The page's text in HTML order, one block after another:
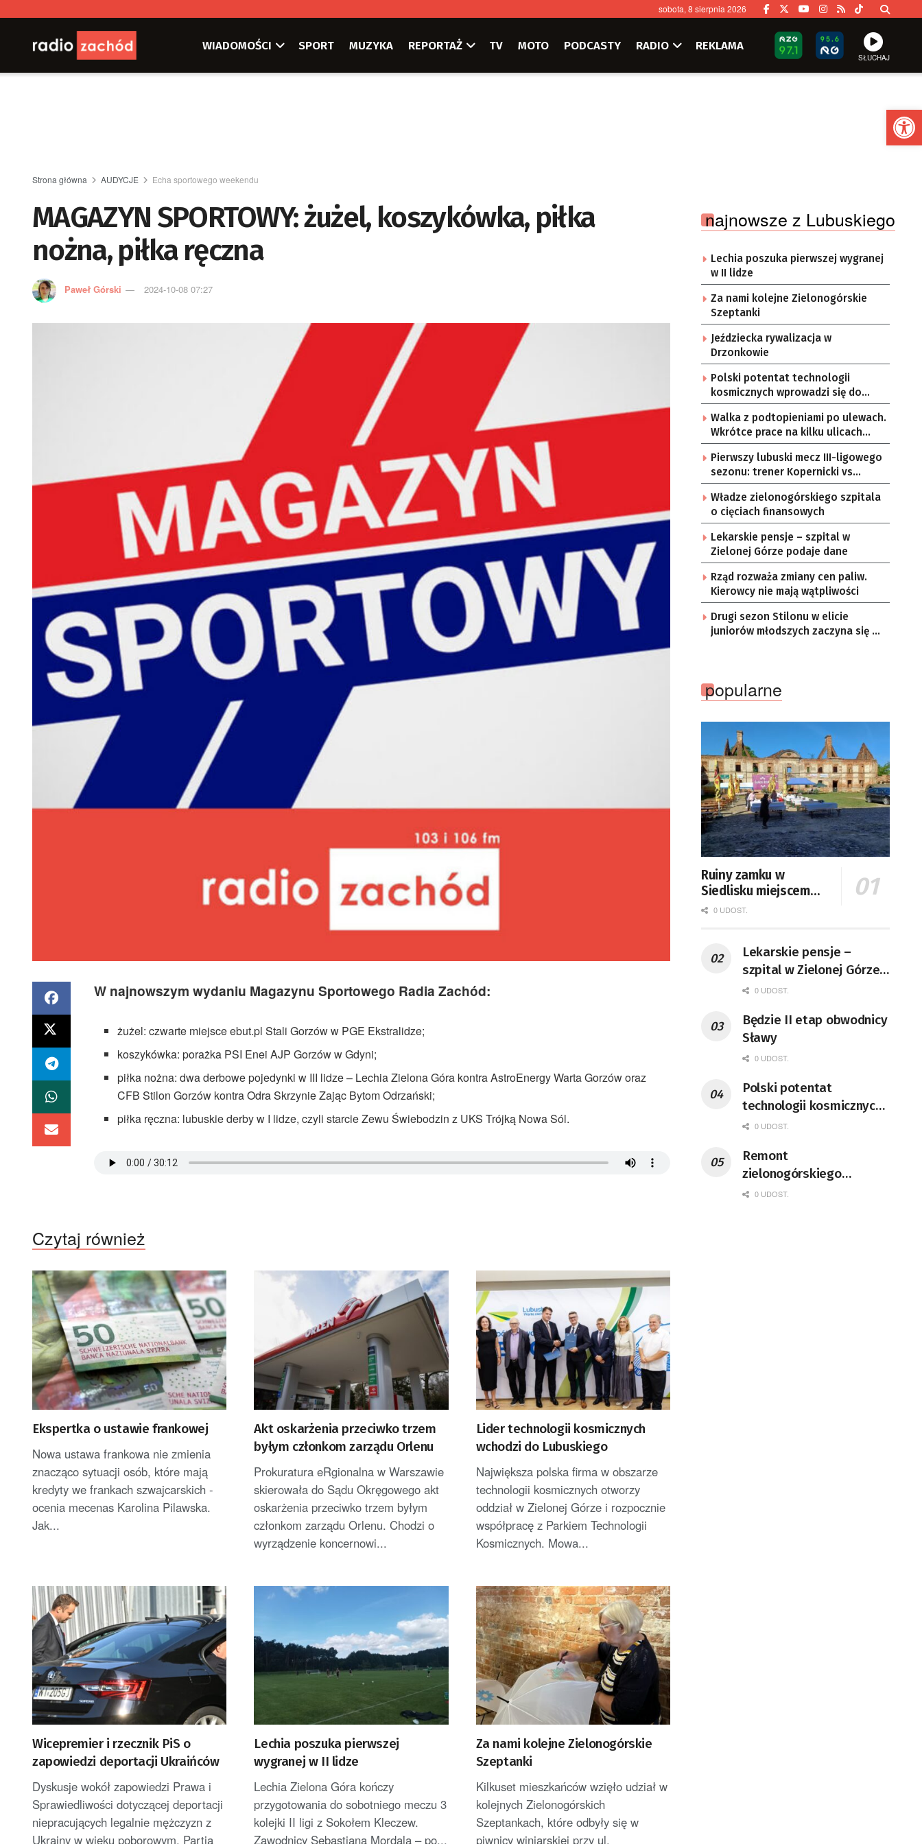
sobota, 8 sierpnia 2026
WIADOMOŚCI SPORT MUZYKA REPORTAŻ TV MOTO PODCASTY RADIO REKLAMA
SŁUCHAJ
Strona główna AUDYCJE Echa sportowego weekendu
MAGAZYN SPORTOWY: żużel, koszykówka, piłka
nożna, piłka ręczna
Paweł Górski 2024-10-08 07:27
W najnowszym wydaniu Magazynu Sportowego Radia Zachód:
żużel: czwarte miejsce ebut.pl Stali Gorzów w PGE Ekstralidze;
koszykówka: porażka PSI Enei AJP Gorzów w Gdyni;
piłka nożna: dwa derbowe pojedynki w III lidze – Lechia Zielona Góra kontra AstroEnergy Warta Gorzów oraz
CFB Stilon Gorzów kontra Odra Skrzynie Zając Bytom Odrzański;
piłka ręczna: lubuskie derby w I lidze, czyli starcie Zewu Świebodzin z UKS Trójką Nowa Sól.
Czytaj również
Ekspertka o ustawie frankowej
Nowa ustawa frankowa nie zmienia
znacząco sytuacji osób, które mają
kredyty we frankach szwajcarskich -
ocenia mecenas Karolina Pilawska.
Jak...
Akt oskarżenia przeciwko trzem
byłym członkom zarządu Orlenu
Prokuratura eRgionalna w Warszawie
skierowała do Sądu Okręgowego akt
oskarżenia przeciwko trzem byłym
członkom zarządu Orlenu. Chodzi o
wyrządzenie koncernowi...
Lider technologii kosmicznych
wchodzi do Lubuskiego
Największa polska firma w obszarze
technologii kosmicznych otworzy
oddział w Zielonej Górze i rozpocznie
współpracę z Parkiem Technologii
Kosmicznych. Mowa...
Wicepremier i rzecznik PiS o
zapowiedzi deportacji Ukraińców
Dyskusje wokół zapowiedzi Prawa i
Sprawiedliwości dotyczącej deportacji
niepracujących legalnie mężczyzn z
Ukrainy w wieku poborowym. Partia
Lechia poszuka pierwszej
wygranej w II lidze
Lechia Zielona Góra kończy
przygotowania do sobotniego meczu 3
kolejki II ligi z Sokołem Kleczew.
Zawodnicy Sebastiana Mordala – po...
Za nami kolejne Zielonogórskie
Szeptanki
Kilkuset mieszkańców wzięło udział w
kolejnych Zielonogórskich
Szeptankach, które odbyły się w
piwnicy winiarskiej przy ul.
najnowsze z Lubuskiego
Lechia poszuka pierwszej wygranej
w II lidze
Za nami kolejne Zielonogórskie
Szeptanki
Jeździecka rywalizacja w
Drzonkowie
Polski potentat technologii
kosmicznych wprowadzi się do
Zielonej Góry
Walka z podtopieniami po ulewach.
Wkrótce prace na kilku ulicach
Gorzowa
Pierwszy lubuski mecz III-ligowego
sezonu: trener Kopernicki vs
starzy znajomi
Władze zielonogórskiego szpitala
o cięciach finansowych
Lekarskie pensje – szpital w
Zielonej Górze podaje dane
Rząd rozważa zmiany cen paliw.
Kierowcy nie mają wątpliwości
Drugi sezon Stilonu w elicie
juniorów młodszych zaczyna się w
popularne
Ruiny zamku w
Siedlisku miejscem
święta plonów
0 UDOST.
Lekarskie pensje –
szpital w Zielonej Górze
podaje dane
0 UDOST.
Będzie II etap obwodnicy
Sławy
0 UDOST.
Polski potentat
technologii kosmicznych
wprowadzi się do Zielonej
0 UDOST.
Remont
zielonogórskiego
deptaka zgodnie z
0 UDOST.